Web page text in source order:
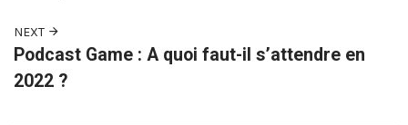
NEXT
Podcast Game : A quoi faut-il s’attendre en
2022 ?